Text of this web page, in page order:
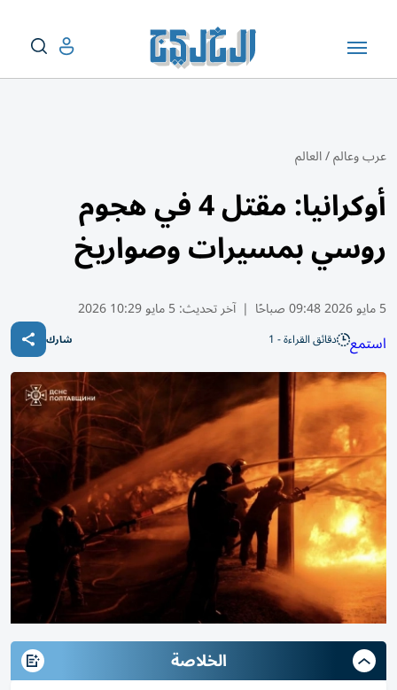
عرب وعالم/العالم
أوكرانيا: مقتل 4 في هجوم
روسي بمسيرات وصواريخ
5 مايو 2026 09:48 صباحًا | آخر تحديث:5 مايو 10:29 2026
استمع دقائق القراءة - 1 شارك
الخلاصة